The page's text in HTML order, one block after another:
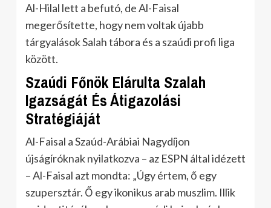
Al-Hilal lett a befutó, de Al-Faisal
megerősítette, hogy nem voltak újabb
tárgyalások Salah tábora és a szaúdi profi liga
között.
Szaúdi Főnök Elárulta Szalah
Igazságát És Átigazolási
Stratégiáját
Al-Faisal a Szaúd-Arábiai Nagydíjon
újságíróknak nyilatkozva – az ESPN által idézett
– Al-Faisal azt mondta: „Úgy értem, ő egy
szupersztár. Ő egy ikonikus arab muszlim. Illik